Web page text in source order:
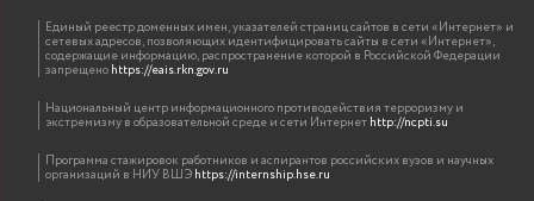
Единый реестр доменных имен, указателей страниц сайтов в сети «Интернет» и
сетевых адресов, позволяющих идентифицировать сайты в сети «Интернет»,
содержащие информацию, распространение которой в Российской Федерации
запрещеноhttps://eais.rkn.gov.ru
Национальный центр информационного противодействия терроризму и
экстремизму в образовательной среде и сети Интернетhttp://ncpti.su
Программа стажировок работников и аспирантов российских вузов и научных
организаций в НИУ ВШЭhttps://internship.hse.ru